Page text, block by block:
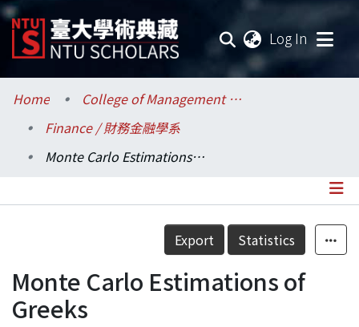
Log In
Communities & Collections
Research Outputs
Statistics
Home
College of Management / 管理學院
Finance / 財務金融學系
Monte Carlo Estimations of Greeks
Details
Export Statistics
Monte Carlo Estimations of
Greeks